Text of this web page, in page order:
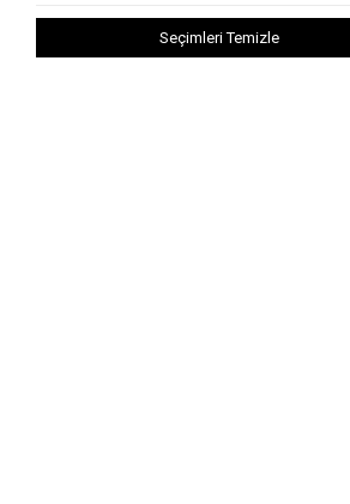
Seçimleri Temizle